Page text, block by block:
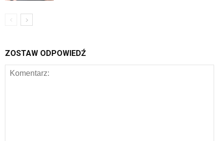
ZOSTAW ODPOWIEDŹ